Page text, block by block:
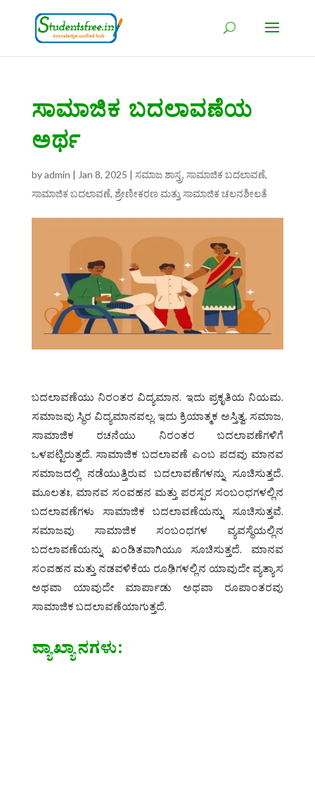
ಸಾಮಾಜಿಕ ಬದಲಾವಣೆಯ
ಅರ್ಥ
byadmin | Jan 8, 2025 | ಸಮಾಜ ಶಾಸ್ತ್ರ, ಸಾಮಾಜಿಕ ಬದಲಾವಣೆ,
ಸಾಮಾಜಿಕ ಬದಲಾವಣೆ, ಶ್ರೇಣೀಕರಣ ಮತ್ತು ಸಾಮಾಜಿಕ ಚಲನಶೀಲತೆ
ಬದಲಾವಣೆಯು ನಿರಂತರ ವಿದ್ಯಮಾನ. ಇದು ಪ್ರಕೃತಿಯ ನಿಯಮ.
ಸಮಾಜವು ಸ್ಥಿರ ವಿದ್ಯಮಾನವಲ್ಲ. ಇದು ಕ್ರಿಯಾತ್ಮಕ ಅಸ್ತಿತ್ವ. ಸಮಾಜ,
ಸಾಮಾಜಿಕ ರಚನೆಯು ನಿರಂತರ ಬದಲಾವಣೆಗಳಿಗೆ
ಒಳಪಟ್ಟಿರುತ್ತದೆ. ಸಾಮಾಜಿಕ ಬದಲಾವಣೆ ಎಂಬ ಪದವು ಮಾನವ
ಸಮಾಜದಲ್ಲಿ ನಡೆಯುತ್ತಿರುವ ಬದಲಾವಣೆಗಳನ್ನು ಸೂಚಿಸುತ್ತದೆ.
ಮೂಲತಃ, ಮಾನವ ಸಂವಹನ ಮತ್ತು ಪರಸ್ಪರ ಸಂಬಂಧಗಳಲ್ಲಿನ
ಬದಲಾವಣೆಗಳು ಸಾಮಾಜಿಕ ಬದಲಾವಣೆಯನ್ನು ಸೂಚಿಸುತ್ತವೆ.
ಸಮಾಜವು ಸಾಮಾಜಿಕ ಸಂಬಂಧಗಳ ವ್ಯವಸ್ಥೆಯಲ್ಲಿನ
ಬದಲಾವಣೆಯನ್ನು ಖಂಡಿತವಾಗಿಯೂ ಸೂಚಿಸುತ್ತದೆ. ಮಾನವ
ಸಂವಹನ ಮತ್ತು ನಡವಳಿಕೆಯ ರೂಢಿಗಳಲ್ಲಿನ ಯಾವುದೇ ವ್ಯತ್ಯಾಸ
ಅಥವಾ ಯಾವುದೇ ಮಾರ್ಪಾಡು ಅಥವಾ ರೂಪಾಂತರವು
ಸಾಮಾಜಿಕ ಬದಲಾವಣೆಯಾಗುತ್ತದೆ.
ವ್ಯಾಖ್ಯಾನಗಳು: